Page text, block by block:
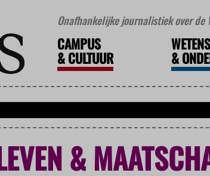
Onafhankelijke journalistiek over
CAMPUS
&CULTUUR &
&